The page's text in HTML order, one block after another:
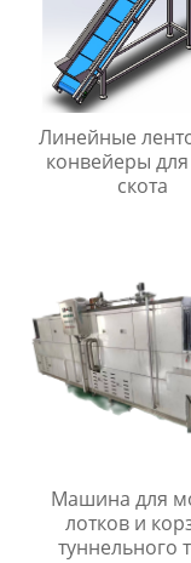
Линейные
конвейеры
скота
Машина для
лотков и
туннельного